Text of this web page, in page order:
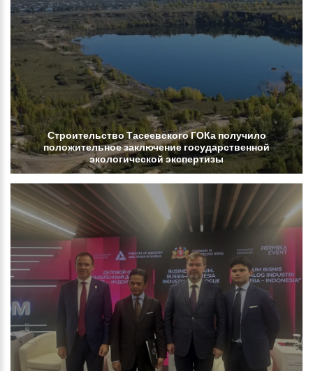
СтроительствоТасеевскогоГОКаполучило
положительноезаключениегосударственной
экологической экспертизы